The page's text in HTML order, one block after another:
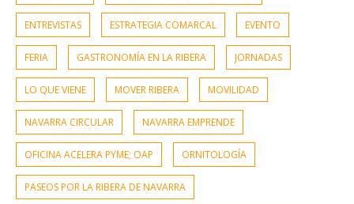
ENTREVISTAS ESTRATEGIA COMARCAL EVENTO
FERIA GASTRONOMÍA EN LA RIBERA JORNADAS
LO QUE VIENE MOVER RIBERA MOVILIDAD
NAVARRA CIRCULAR NAVARRA EMPRENDE
OFICINA ACELERA PYME; OAP ORNITOLOGÍA
PASEOS POR LA RIBERA DE NAVARRA